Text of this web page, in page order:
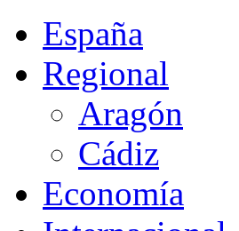
España
Regional
Aragón
Cádiz
Economía